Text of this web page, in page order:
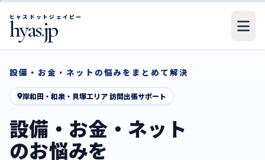
本文へスキップ
ヒャスドットジェイピー
hyas.jp
設備・お金・ネットの悩みをまとめて解決
岸和田・和泉・貝塚エリア 訪問出張サポート
設備・お金・ネット
のお悩みを